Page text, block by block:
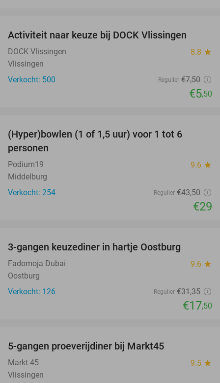
Activiteit naar keuze bij DOCK Vlissingen
DOCK Vlissingen 8.8 star
Vlissingen
Verkocht: 500
Regulier €7,50
€5,50
(Hyper)bowlen (1 of 1,5 uur) voor 1 tot 6
personen
Podium19 9.6 star
Middelburg
Verkocht: 254
Regulier €43,50
€29
3-gangen keuzediner in hartje Oostburg
Fadomoja Dubai 9.6 star
Oostburg
Verkocht: 126
Regulier €31,35
€17,50
5-gangen proeverijdiner bij Markt45
Markt 45 9.5 star
Vlissingen